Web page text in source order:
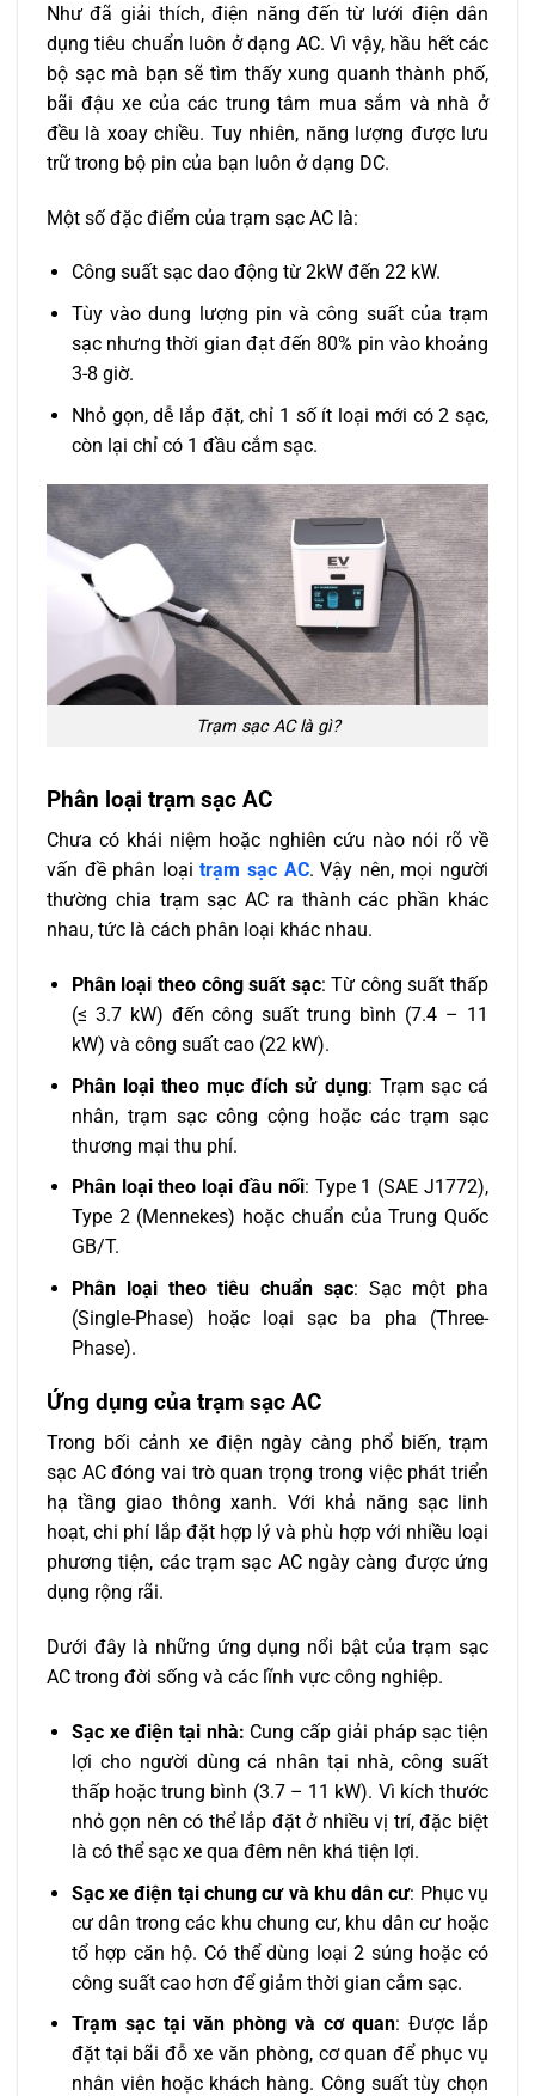
Như đã giải thích, điện năng đến từ lưới điện dân
dụng tiêu chuẩn luôn ở dạng AC. Vì vậy, hầu hết các
bộ sạc mà bạn sẽ tìm thấy xung quanh thành phố,
bãi đậu xe của các trung tâm mua sắm và nhà ở
đều là xoay chiều. Tuy nhiên, năng lượng được lưu
trữ trong bộ pin của bạn luôn ở dạng DC.
Một số đặc điểm của trạm sạc AC là:
Công suất sạc dao động từ 2kW đến 22 kW.
Tùy vào dung lượng pin và công suất của trạm
sạc nhưng thời gian đạt đến 80% pin vào khoảng
3-8 giờ.
Nhỏ gọn, dễ lắp đặt, chỉ 1 số ít loại mới có 2 sạc,
còn lại chỉ có 1 đầu cắm sạc.
Trạm sạc AC là gì?
Phân loại trạm sạc AC
Chưa có khái niệm hoặc nghiên cứu nào nói rõ về
vấn đề phân loạitrạm sạc AC. Vậy nên, mọi người
thường chia trạm sạc AC ra thành các phần khác
nhau, tức là cách phân loại khác nhau.
Phân loại theo công suất sạc: Từ công suất thấp
(≤ 3.7 kW) đến công suất trung bình (7.4 – 11
kW) và công suất cao (22 kW).
Phân loại theo mục đích sử dụng: Trạm sạc cá
nhân, trạm sạc công cộng hoặc các trạm sạc
thương mại thu phí.
Phân loại theo loại đầu nối: Type 1 (SAE J1772),
Type 2 (Mennekes) hoặc chuẩn của Trung Quốc
GB/T.
Phân loại theo tiêu chuẩn sạc: Sạc một pha
(Single-Phase) hoặc loại sạc ba pha (Three-
Phase).
Ứng dụng của trạm sạc AC
Trong bối cảnh xe điện ngày càng phổ biến, trạm
sạc AC đóng vai trò quan trọng trong việc phát triển
hạ tầng giao thông xanh. Với khả năng sạc linh
hoạt, chi phí lắp đặt hợp lý và phù hợp với nhiều loại
phương tiện, các trạm sạc AC ngày càng được ứng
dụng rộng rãi.
Dưới đây là những ứng dụng nổi bật của trạm sạc
AC trong đời sống và các lĩnh vực công nghiệp.
Sạc xe điện tại nhà: Cung cấp giải pháp sạc tiện
lợi cho người dùng cá nhân tại nhà, công suất
thấp hoặc trung bình (3.7 – 11 kW). Vì kích thước
nhỏ gọn nên có thể lắp đặt ở nhiều vị trí, đặc biệt
là có thể sạc xe qua đêm nên khá tiện lợi.
Sạc xe điện tại chung cư và khu dân cư: Phục vụ
cư dân trong các khu chung cư, khu dân cư hoặc
tổ hợp căn hộ. Có thể dùng loại 2 súng hoặc có
công suất cao hơn để giảm thời gian cắm sạc.
Trạm sạc tại văn phòng và cơ quan: Được lắp
đặt tại bãi đỗ xe văn phòng, cơ quan để phục vụ
nhân viên hoặc khách hàng. Công suất tùy chọn